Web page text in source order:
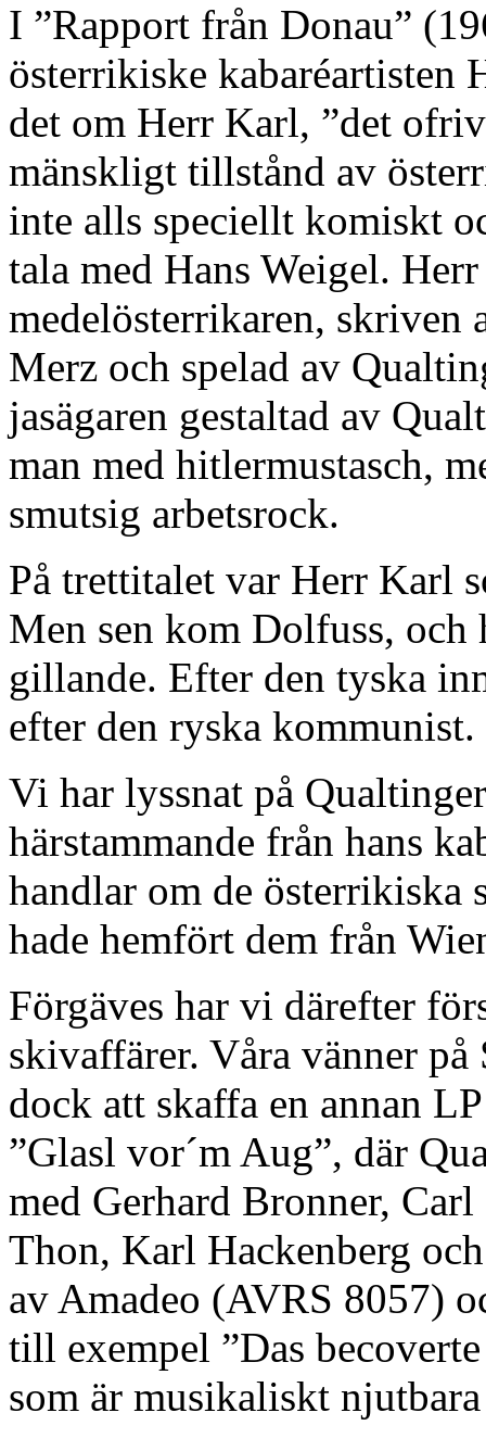
I ”Rapport från Donau”
österrikiske kabaréartisten
det om Herr Karl, ”det
mänskligt tillstånd av
inte alls speciellt komiskt
tala med Hans Weigel.
medelösterrikaren,
Merz och spelad av
jasägaren gestaltad av
man med hitlermustasch,
smutsig arbetsrock.
På trettitalet var Herr Karl
Men sen kom Dolfuss,
gillande. Efter den tyska
efter den ryska
Vi har lyssnat på
härstammande från hans
handlar om de österrikiska
hade hemfört dem från
Förgäves har vi därefter
skivaffärer. Våra vänner
dock att skaffa en annan
”Glasl vor´m Aug”, där
med Gerhard Bronner,
Thon, Karl Hackenberg
av Amadeo (AVRS 8057)
till exempel ”Das
som är musikaliskt